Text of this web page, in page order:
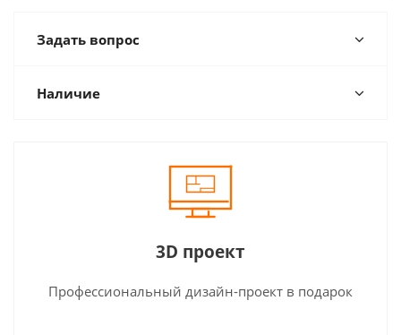
Задать вопрос
Наличие
3D проект
Профессиональный дизайн-проект в подарок